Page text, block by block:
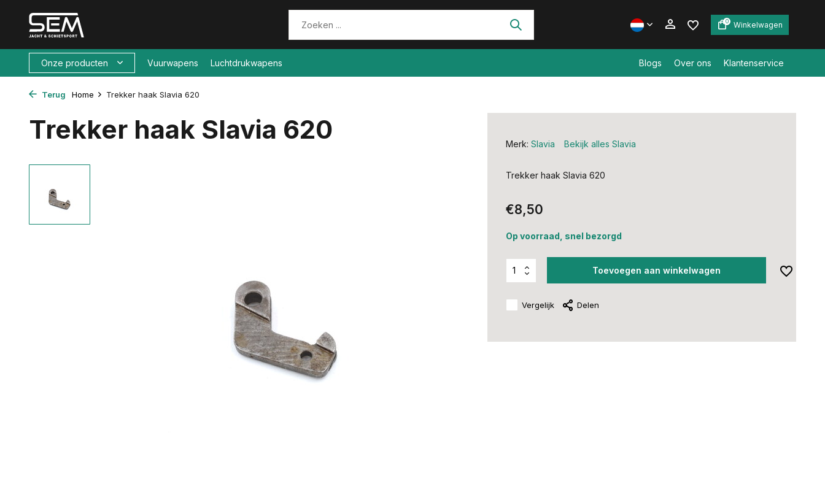
0 Winkelwagen
Onze producten Vuurwapens Luchtdrukwapens Blogs Over ons Klantenservice
Terug Home Trekker haak Slavia 620
Trekker haak Slavia 620 Merk: Slavia Bekijk alles Slavia
Trekker haak Slavia 620
€8,50
Op voorraad, snel bezorgd
Toevoegen aan winkelwagen
Vergelijk Delen